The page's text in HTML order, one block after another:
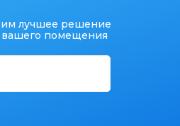
лучшее решение
помещения